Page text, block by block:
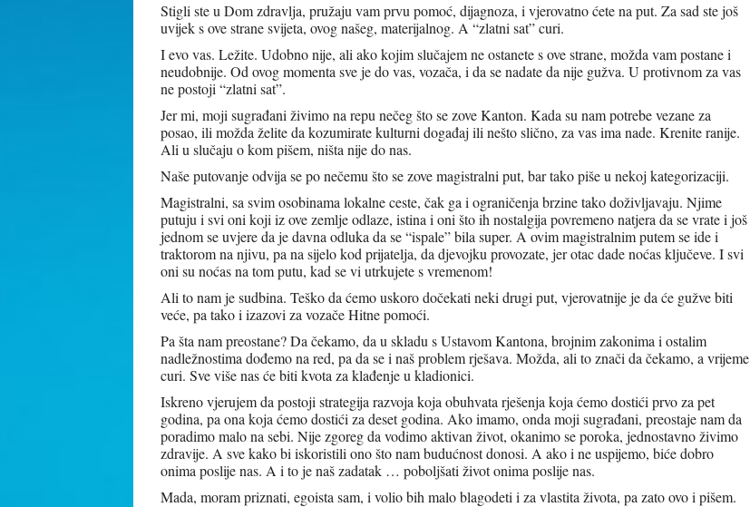
Stigli ste u Dom zdravlja, pružaju vam prvu pomoć, dijagnoza, i vjerovatno ćete na put. Za sad ste još
uvijek s ove strane svijeta, ovog našeg, materijalnog. A “zlatni sat” curi.
I evo vas. Ležite. Udobno nije, ali ako kojim slučajem ne ostanete s ove strane, možda vam postane i
neudobnije. Od ovog momenta sve je do vas, vozača, i da se nadate da nije gužva. U protivnom za vas
ne postoji “zlatni sat”.
Jer mi, moji sugrađani živimo na repu nečeg što se zove Kanton. Kada su nam potrebe vezane za
posao, ili možda želite da kozumirate kulturni događaj ili nešto slično, za vas ima nade. Krenite ranije.
Ali u slučaju o kom pišem, ništa nije do nas.
Naše putovanje odvija se po nečemu što se zove magistralni put, bar tako piše u nekoj kategorizaciji.
Magistralni, sa svim osobinama lokalne ceste, čak ga i ograničenja brzine tako doživljavaju. Njime
putuju i svi oni koji iz ove zemlje odlaze, istina i oni što ih nostalgija povremeno natjera da se vrate i još
jednom se uvjere da je davna odluka da se “ispale” bila super. A ovim magistralnim putem se ide i
traktorom na njivu, pa na sijelo kod prijatelja, da djevojku provozate, jer otac dade noćas ključeve. I svi
oni su noćas na tom putu, kad se vi utrkujete s vremenom!
Ali to nam je sudbina. Teško da ćemo uskoro dočekati neki drugi put, vjerovatnije je da će gužve biti
veće, pa tako i izazovi za vozače Hitne pomoći.
Pa šta nam preostane? Da čekamo, da u skladu s Ustavom Kantona, brojnim zakonima i ostalim
nadležnostima dođemo na red, pa da se i naš problem rješava. Možda, ali to znači da čekamo, a vrijeme
curi. Sve više nas će biti kvota za klađenje u kladionici.
Iskreno vjerujem da postoji strategija razvoja koja obuhvata rješenja koja ćemo dostići prvo za pet
godina, pa ona koja ćemo dostići za deset godina. Ako imamo, onda moji sugrađani, preostaje nam da
poradimo malo na sebi. Nije zgoreg da vodimo aktivan život, okanimo se poroka, jednostavno živimo
zdravije. A sve kako bi iskoristili ono što nam budućnost donosi. A ako i ne uspijemo, biće dobro
onima poslije nas. A i to je naš zadatak … poboljšati život onima poslije nas.
Mada, moram priznati, egoista sam, i volio bih malo blagodeti i za vlastita života, pa zato ovo i pišem.